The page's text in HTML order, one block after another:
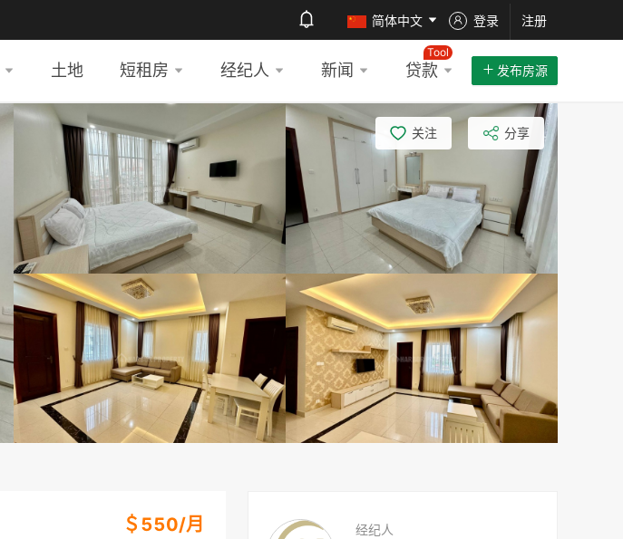
简体中文 登录 注册
土地 短租房 经纪人 新闻 贷款
Tool
发布房源
关注 分享
经纪人
＄ 550/月